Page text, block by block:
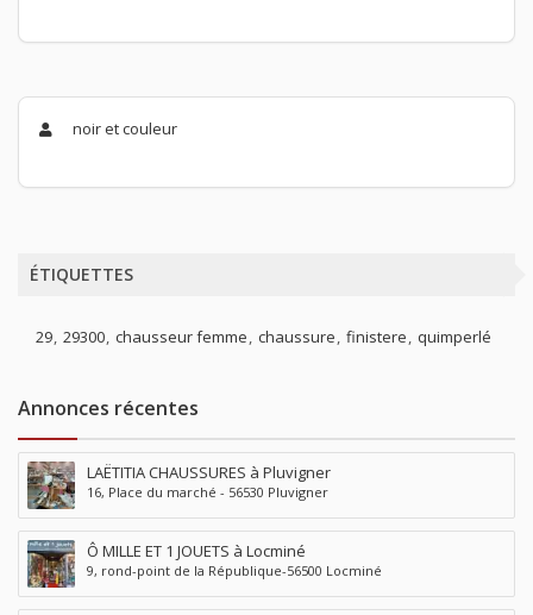
noir et couleur
ÉTIQUETTES
29 29300 chausseur femme chaussure finistere quimperlé
Annonces récentes
LAËTITIA CHAUSSURES à Pluvigner
16, Place du marché - 56530 Pluvigner
Ô MILLE ET 1 JOUETS à Locminé
9, rond-point de la République-56500 Locminé